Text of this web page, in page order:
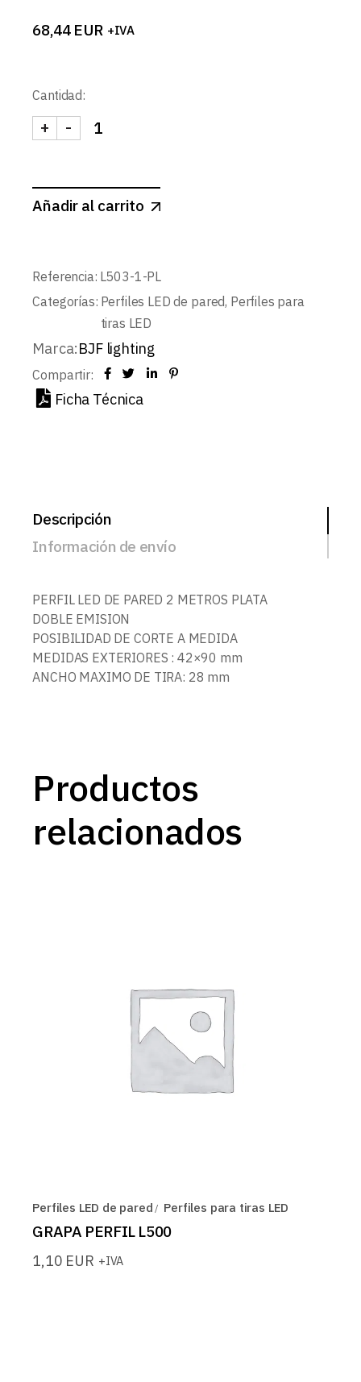
68,44 EUR +IVA
Cantidad:
PERFIL PARED XL 2 LUCES L503 PLATA 2m
-
+
Añadir al carrito
Referencia: L503-1-PL
Categorías: Perfiles LED de pared, Perfiles para
tiras LED
Marca:BJF lighting
Compartir:
Ficha Técnica
Descripción
Información de envío
PERFIL LED DE PARED 2 METROS PLATA
DOBLE EMISION
POSIBILIDAD DE CORTE A MEDIDA
MEDIDAS EXTERIORES : 42×90 mm
ANCHO MAXIMO DE TIRA: 28 mm
Productos
relacionados
Perfiles LED de pared Perfiles para tiras LED
GRAPA PERFIL L500
1,10 EUR +IVA